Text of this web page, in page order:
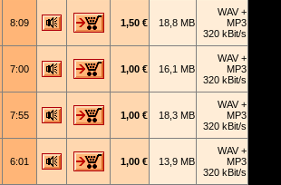
8:09 1,50 € 18,8 MB
WAV +
MP3
320 kBit/s
7:00 1,00 € 16,1 MB
WAV +
MP3
320 kBit/s
7:55 1,00 € 18,3 MB
WAV +
MP3
320 kBit/s
6:01 1,00 € 13,9 MB
WAV +
MP3
320 kBit/s